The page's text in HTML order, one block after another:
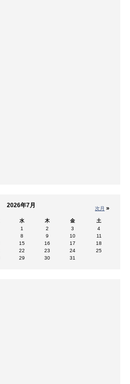
次月 »
2026年7月
水 木 金
土
1
2 3
4
8 9 10
11
15 16 17
18
22 23 24
25
29 30 31